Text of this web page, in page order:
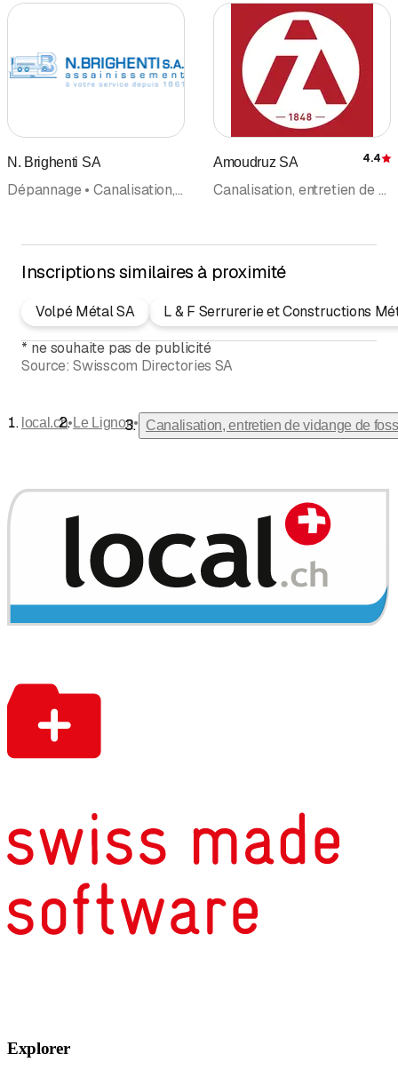
N. Brighenti SA
Dépannage • Canalisation, entretien de vidange de fosses • Entreprise de Nettoyage
Amoudruz SA 4.4
Canalisation, entretien de vidange de fosses • Service d'Urgence • Assainissement de canalisations • Nettoyage de tuyau • Contrôles d'étanchéité • Nettoyage tuyaux obstrués • Dépannage
Inscriptions similaires à proximité
Volpé Métal SA
L & F Serrurerie et Constructions
* ne souhaite pas de publicité
Source: Swisscom Directories SA
local.ch• Le Lignon• Canalisation, entretien de vidange de
Explorer